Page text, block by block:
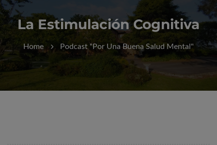
La Estimulación Cognitiva
Home Podcast "Por Una Buena Salud Mental"